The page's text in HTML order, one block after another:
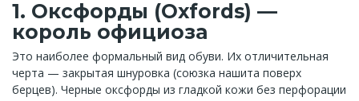
1. Оксфорды (Oxfords) —
король официоза
Это наиболее формальный вид обуви. Их отличительная
черта — закрытая шнуровка (союзка нашита поверх
берцев). Черные оксфорды из гладкой кожи без перфорации